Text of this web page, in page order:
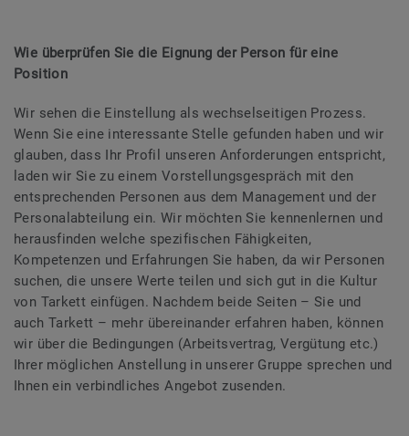
Wie überprüfen Sie die Eignung der Person für eine
Position
Wir sehen die Einstellung als wechselseitigen Prozess.
Wenn Sie eine interessante Stelle gefunden haben und wir
glauben, dass Ihr Profil unseren Anforderungen entspricht,
laden wir Sie zu einem Vorstellungsgespräch mit den
entsprechenden Personen aus dem Management und der
Personalabteilung ein. Wir möchten Sie kennenlernen und
herausfinden welche spezifischen Fähigkeiten,
Kompetenzen und Erfahrungen Sie haben, da wir Personen
suchen, die unsere Werte teilen und sich gut in die Kultur
von Tarkett einfügen. Nachdem beide Seiten – Sie und
auch Tarkett – mehr übereinander erfahren haben, können
wir über die Bedingungen (Arbeitsvertrag, Vergütung etc.)
Ihrer möglichen Anstellung in unserer Gruppe sprechen und
Ihnen ein verbindliches Angebot zusenden.